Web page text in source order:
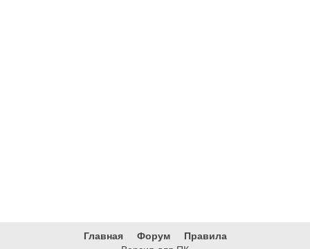
Главная Форум
Правила